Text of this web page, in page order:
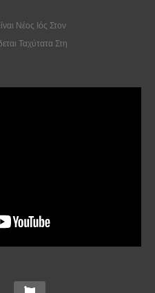
Νέος Ιός Στον
Ταχύτατα Στη